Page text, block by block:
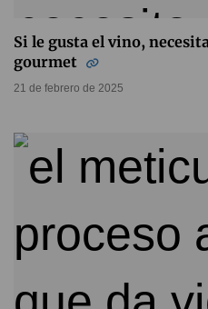
Si le gusta el vino,
gourmet
21 de febrero de 2025